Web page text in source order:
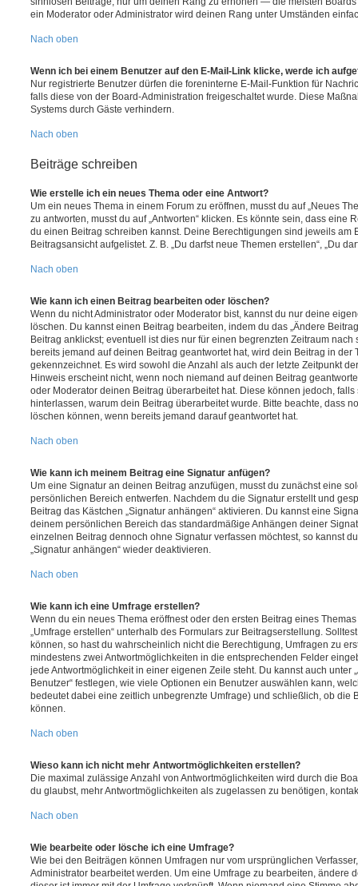
ein Moderator oder Administrator wird deinen Rang unter Umständen
Nach oben
Wenn ich bei einem Benutzer auf den E-Mail-Link klicke, werde ich
Nur registrierte Benutzer dürfen die foreninterne E-Mail-Funktion für
falls diese von der Board-Administration freigeschaltet wurde. Diese
Systems durch Gäste verhindern.
Nach oben
Beiträge schreiben
Wie erstelle ich ein neues Thema oder eine Antwort?
Um ein neues Thema in einem Forum zu eröffnen, musst du auf „Neues
zu antworten, musst du auf „Antworten“ klicken. Es könnte sein, dass eine
du einen Beitrag schreiben kannst. Deine Berechtigungen sind jeweils am
Beitragsansicht aufgelistet. Z. B. „Du darfst neue Themen erstellen“, „Du
Nach oben
Wie kann ich einen Beitrag bearbeiten oder löschen?
Wenn du nicht Administrator oder Moderator bist, kannst du nur deine
löschen. Du kannst einen Beitrag bearbeiten, indem du das „Ändere
Beitrag anklickst; eventuell ist dies nur für einen begrenzten Zeitraum
bereits jemand auf deinen Beitrag geantwortet hat, wird dein Beitrag in der
gekennzeichnet. Es wird sowohl die Anzahl als auch der letzte Zeitpunkt
Hinweis erscheint nicht, wenn noch niemand auf deinen Beitrag
oder Moderator deinen Beitrag überarbeitet hat. Diese können jedoch,
hinterlassen, warum dein Beitrag überarbeitet wurde. Bitte beachte, dass
löschen können, wenn bereits jemand darauf geantwortet hat.
Nach oben
Wie kann ich meinem Beitrag eine Signatur anfügen?
Um eine Signatur an deinen Beitrag anzufügen, musst du zunächst eine
persönlichen Bereich entwerfen. Nachdem du die Signatur erstellt und
Beitrag das Kästchen „Signatur anhängen“ aktivieren. Du kannst eine
deinem persönlichen Bereich das standardmäßige Anhängen deiner
einzelnen Beitrag dennoch ohne Signatur verfassen möchtest, so kannst
„Signatur anhängen“ wieder deaktivieren.
Nach oben
Wie kann ich eine Umfrage erstellen?
Wenn du ein neues Thema eröffnest oder den ersten Beitrag eines
„Umfrage erstellen“ unterhalb des Formulars zur Beitragserstellung.
können, so hast du wahrscheinlich nicht die Berechtigung, Umfragen zu
mindestens zwei Antwortmöglichkeiten in die entsprechenden Felder
jede Antwortmöglichkeit in einer eigenen Zeile steht. Du kannst auch unter
Benutzer“ festlegen, wie viele Optionen ein Benutzer auswählen kann,
bedeutet dabei eine zeitlich unbegrenzte Umfrage) und schließlich, ob die
können.
Nach oben
Wieso kann ich nicht mehr Antwortmöglichkeiten erstellen?
Die maximal zulässige Anzahl von Antwortmöglichkeiten wird durch die
du glaubst, mehr Antwortmöglichkeiten als zugelassen zu benötigen,
Nach oben
Wie bearbeite oder lösche ich eine Umfrage?
Wie bei den Beiträgen können Umfragen nur vom ursprünglichen
Administrator bearbeitet werden. Um eine Umfrage zu bearbeiten, ändere